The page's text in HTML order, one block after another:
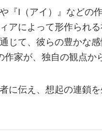
『I（アイ）』などの
アによって形作られ
じて、彼らの豊かな
家が、独自の観点か
に伝え、想起の連鎖